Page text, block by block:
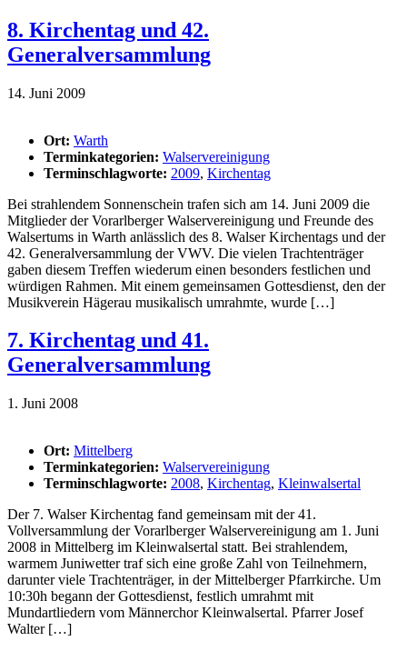
8. Kirchentag und 42.
Generalversammlung
14. Juni 2009
Ort: Warth
Terminkategorien: Walservereinigung
Terminschlagworte: 2009, Kirchentag
Bei strahlendem Sonnenschein trafen sich am 14. Juni 2009 die
Mitglieder der Vorarlberger Walservereinigung und Freunde des
Walsertums in Warth anlässlich des 8. Walser Kirchentags und der
42. Generalversammlung der VWV. Die vielen Trachtenträger
gaben diesem Treffen wiederum einen besonders festlichen und
würdigen Rahmen. Mit einem gemeinsamen Gottesdienst, den der
Musikverein Hägerau musikalisch umrahmte, wurde […]
7. Kirchentag und 41.
Generalversammlung
1. Juni 2008
Ort: Mittelberg
Terminkategorien: Walservereinigung
Terminschlagworte: 2008, Kirchentag, Kleinwalsertal
Der 7. Walser Kirchentag fand gemeinsam mit der 41.
Vollversammlung der Vorarlberger Walservereinigung am 1. Juni
2008 in Mittelberg im Kleinwalsertal statt. Bei strahlendem,
warmem Juniwetter traf sich eine große Zahl von Teilnehmern,
darunter viele Trachtenträger, in der Mittelberger Pfarrkirche. Um
10:30h begann der Gottesdienst, festlich umrahmt mit
Mundartliedern vom Männerchor Kleinwalsertal. Pfarrer Josef
Walter […]